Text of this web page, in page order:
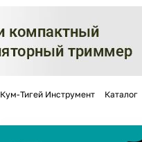
Кум-Тигей Инструмент Каталог